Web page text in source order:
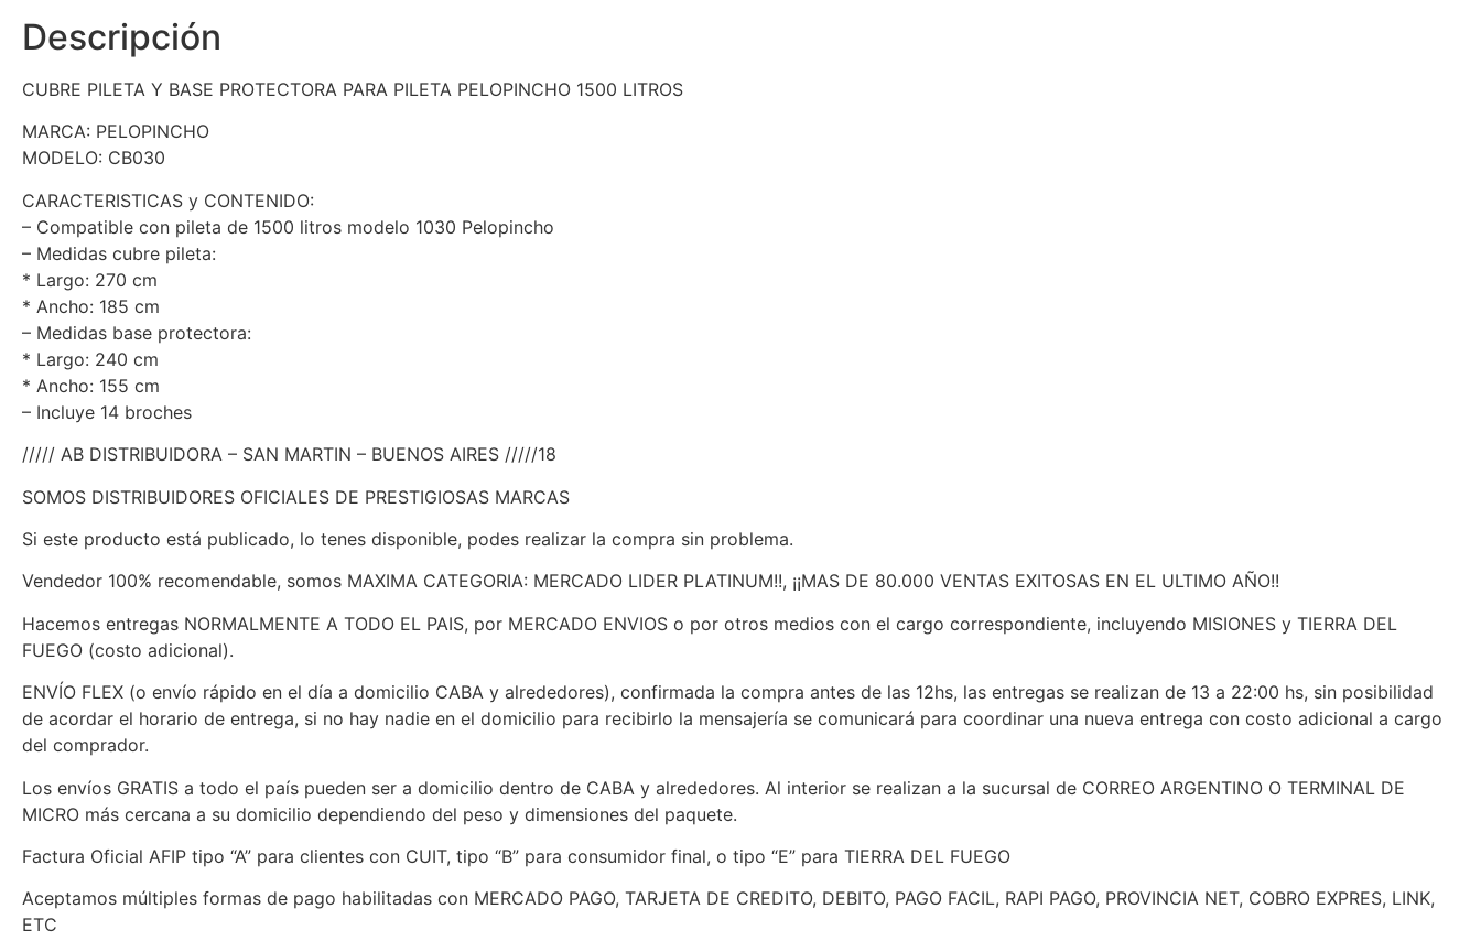
Descripción
CUBRE PILETA Y BASE PROTECTORA PARA PILETA PELOPINCHO 1500 LITROS
MARCA: PELOPINCHO
MODELO: CB030
CARACTERISTICAS y CONTENIDO:
– Compatible con pileta de 1500 litros modelo 1030 Pelopincho
– Medidas cubre pileta:
* Largo: 270 cm
* Ancho: 185 cm
– Medidas base protectora:
* Largo: 240 cm
* Ancho: 155 cm
– Incluye 14 broches
///// AB DISTRIBUIDORA – SAN MARTIN – BUENOS AIRES /////18
SOMOS DISTRIBUIDORES OFICIALES DE PRESTIGIOSAS MARCAS
Si este producto está publicado, lo tenes disponible, podes realizar la compra sin problema.
Vendedor 100% recomendable, somos MAXIMA CATEGORIA: MERCADO LIDER PLATINUM!!, ¡¡MAS DE 80.000 VENTAS EXITOSAS EN EL ULTIMO AÑO!!
Hacemos entregas NORMALMENTE A TODO EL PAIS, por MERCADO ENVIOS o por otros medios con el cargo correspondiente, incluyendo MISIONES y TIERRA DEL
FUEGO (costo adicional).
ENVÍO FLEX (o envío rápido en el día a domicilio CABA y alrededores), confirmada la compra antes de las 12hs, las entregas se realizan de 13 a 22:00 hs, sin posibilidad
de acordar el horario de entrega, si no hay nadie en el domicilio para recibirlo la mensajería se comunicará para coordinar una nueva entrega con costo adicional a cargo
del comprador.
Los envíos GRATIS a todo el país pueden ser a domicilio dentro de CABA y alrededores. Al interior se realizan a la sucursal de CORREO ARGENTINO O TERMINAL DE
MICRO más cercana a su domicilio dependiendo del peso y dimensiones del paquete.
Factura Oficial AFIP tipo “A” para clientes con CUIT, tipo “B” para consumidor final, o tipo “E” para TIERRA DEL FUEGO
Aceptamos múltiples formas de pago habilitadas con MERCADO PAGO, TARJETA DE CREDITO, DEBITO, PAGO FACIL, RAPI PAGO, PROVINCIA NET, COBRO EXPRES, LINK,
ETC